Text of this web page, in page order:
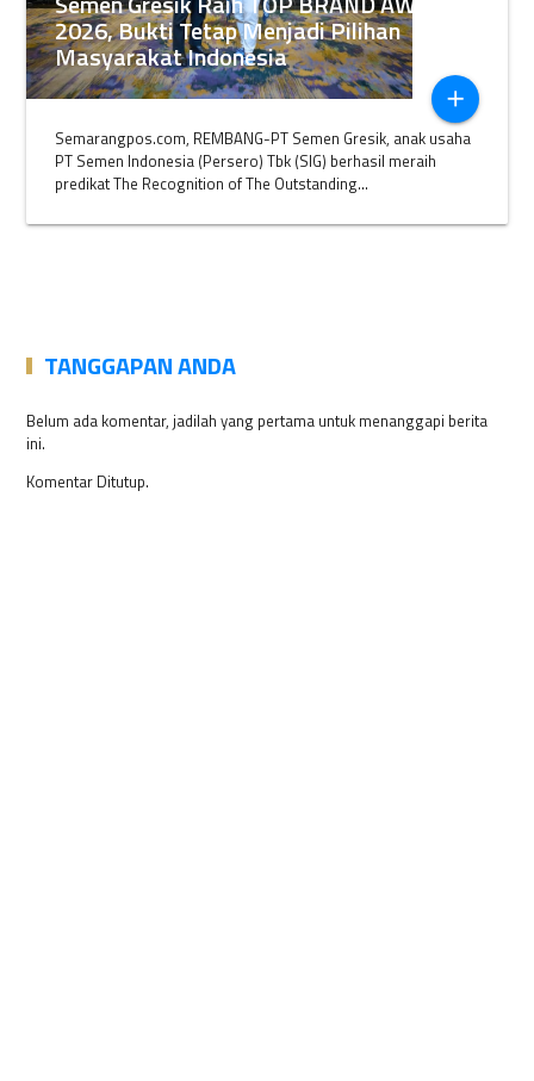
2026, Bukti Tetap Menjadi Pilihan
Masyarakat Indonesia
add
Semarangpos.com, REMBANG-PT Semen Gresik, anak usaha
PT Semen Indonesia (Persero) Tbk (SIG) berhasil meraih
predikat The Recognition of The Outstanding...
TANGGAPAN ANDA
Belum ada komentar, jadilah yang pertama untuk menanggapi berita
ini.
Komentar Ditutup.